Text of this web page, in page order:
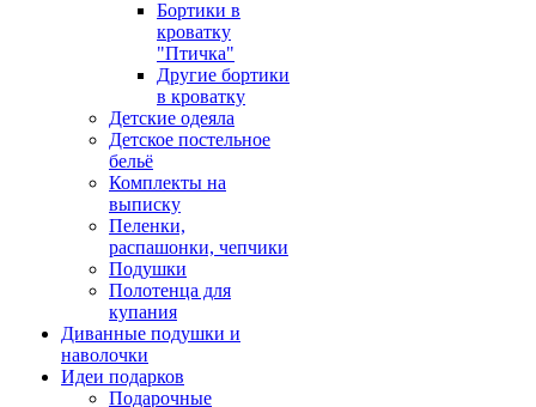
Бортики в
кроватку
"Птичка"
Другие бортики
в кроватку
Детские одеяла
Детское постельное
бельё
Комплекты на
выписку
Пеленки,
распашонки, чепчики
Подушки
Полотенца для
купания
Диванные подушки и
наволочки
Идеи подарков
Подарочные